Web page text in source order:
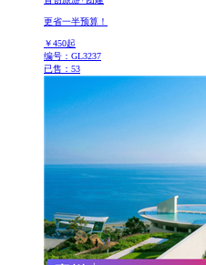
更省一半预算！
￥450起
编号：GL3237
已售：53